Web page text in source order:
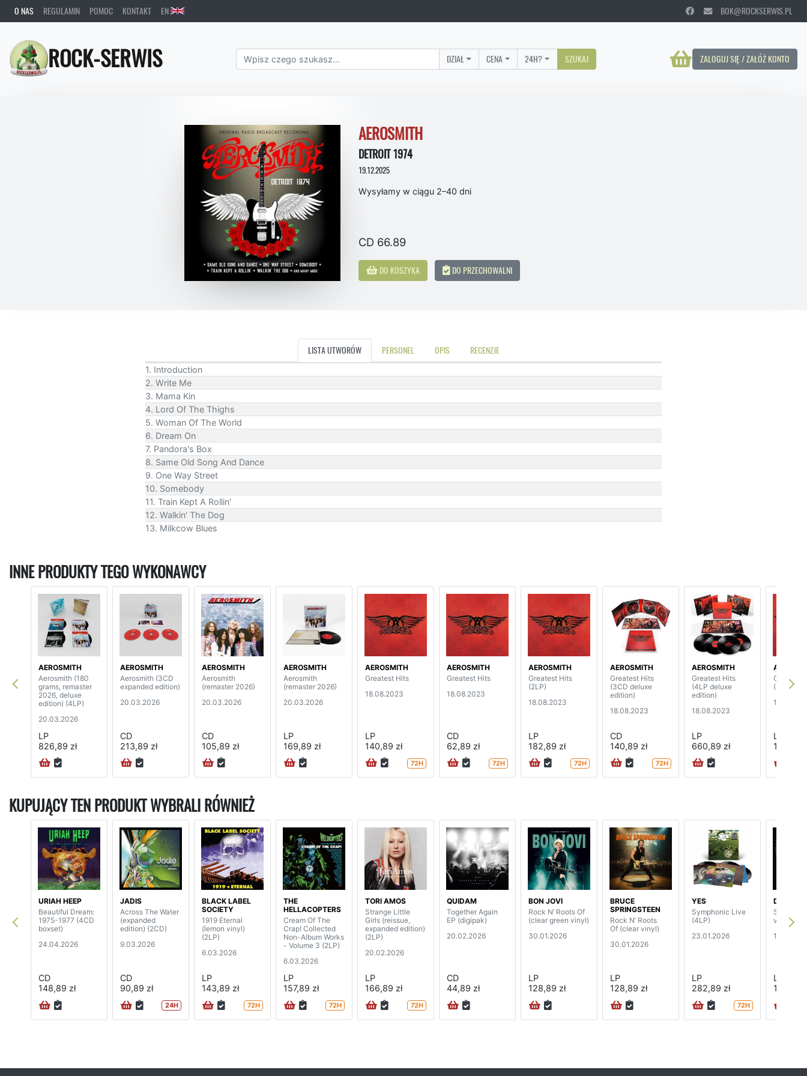
O NAS REGULAMIN POMOC KONTAKT EN BOK@ROCKSERWIS.PL
ROCK-SERWIS ZALOGUJ SIĘ / ZAŁÓŻ KONTO
DZIAŁ CENA 24H? SZUKAJ
AEROSMITH
DETROIT 1974
19.12.2025
Wysyłamy w ciągu 2–40 dni
CD 66.89
DO KOSZYKA DO PRZECHOWALNI
LISTA UTWORÓW PERSONEL OPIS RECENZJE
1. Introduction
2. Write Me
3. Mama Kin
4. Lord Of The Thighs
5. Woman Of The World
6. Dream On
7. Pandora's Box
8. Same Old Song And Dance
9. One Way Street
10. Somebody
11. Train Kept A Rollin'
12. Walkin' The Dog
13. Milkcow Blues
INNE PRODUKTY TEGO WYKONAWCY
AEROSMITH
Aerosmith (180
grams, remaster
2026, deluxe
edition) (4LP)
20.03.2026
LP
826,89 zł
AEROSMITH
Aerosmith (3CD
expanded edition)
20.03.2026
CD
213,89 zł
AEROSMITH
Aerosmith
(remaster 2026)
20.03.2026
CD
105,89 zł
AEROSMITH
Aerosmith
(remaster 2026)
20.03.2026
LP
169,89 zł
AEROSMITH
Greatest Hits
18.08.2023
LP
140,89 zł
72H
AEROSMITH
Greatest Hits
18.08.2023
CD
62,89 zł
72H
AEROSMITH
Greatest Hits
(2LP)
18.08.2023
LP
182,89 zł
72H
AEROSMITH
Greatest Hits
(3CD deluxe
edition)
18.08.2023
CD
140,89 zł
72H
AEROSMITH
Greatest Hits
(4LP deluxe
edition)
18.08.2023
LP
660,89 zł
Greatest
(2LP)
LP
182,89
KUPUJĄCY TEN PRODUKT WYBRALI RÓWNIEŻ
URIAH HEEP
Beautiful Dream:
1975-1977 (4CD
boxset)
24.04.2026
CD
148,89 zł
JADIS
Across The Water
(expanded
edition) (2CD)
9.03.2026
CD
90,89 zł
24H
BLACK LABEL
SOCIETY
1919 Eternal
(lemon vinyl)
(2LP)
6.03.2026
LP
143,89 zł
72H
THE
HELLACOPTERS
Cream Of The
Crap! Collected
Non-Album Works
- Volume 3 (2LP)
6.03.2026
LP
157,89 zł
72H
TORI AMOS
Strange Little
Girls (reissue,
expanded edition)
(2LP)
20.02.2026
LP
166,89 zł
72H
QUIDAM
Together Again
EP (digipak)
20.02.2026
CD
44,89 zł
BON JOVI
Rock N’ Roots Of
(clear green vinyl)
30.01.2026
LP
128,89 zł
BRUCE
SPRINGSTEEN
Rock N’ Roots
Of (clear vinyl)
30.01.2026
LP
128,89 zł
YES
Symphonic Live
(4LP)
23.01.2026
LP
282,89 zł
72H
DEEP
vol.1
LP
142,89